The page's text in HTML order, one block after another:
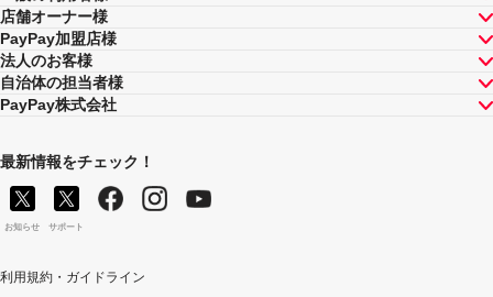
店舗オーナー様
PayPay加盟店様
法人のお客様
自治体の担当者様
PayPay株式会社
最新情報をチェック！
お知らせ サポート
利用規約・ガイドライン